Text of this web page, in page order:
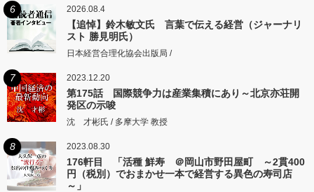
6 2026.08.4
【追悼】鈴木敏文氏 言葉で伝える経営（ジャーナリ
スト 勝見明氏）
日本経営合理化協会出版局 /
7 2023.12.20
第175話 国際競争力は産業集積にあり～北京亦荘開
発区の示唆
沈 才彬氏 / 多摩大学 教授
8 2023.08.30
176軒目 「活種 鮮寿 ＠岡山市野田屋町 ～2貫400
円（税別）でおまかせ一本で経営する異色の寿司店
～」